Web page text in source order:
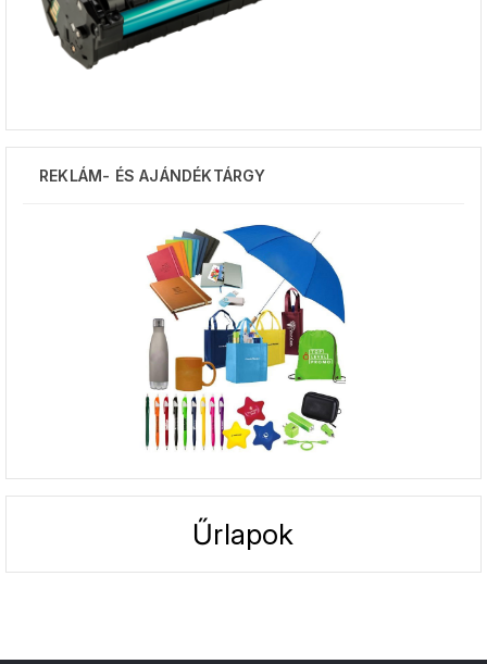
REKLÁM- ÉS AJÁNDÉKTÁRGY
Űrlapok